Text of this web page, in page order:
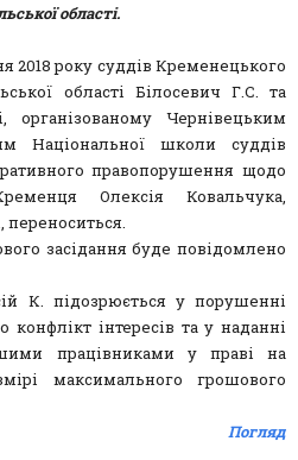
області.
2018 року суддів Кременецького
області Білосевич Г.С. та
організованому Чернівецьким
Національної школи суддів
правопорушення щодо
Олексія Ковальчука,
переноситься.
засідання буде повідомлено
К. підозрюється у порушенні
інтересів та у наданні
працівниками у праві на
максимального грошового
Погляд